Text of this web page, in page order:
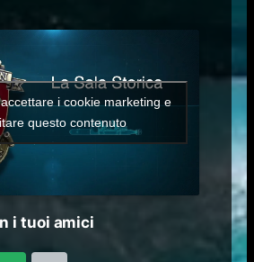
i cookie marketing e
questo contenuto
i tuoi amici